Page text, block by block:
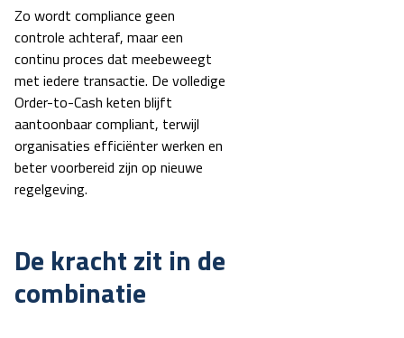
Zo wordt compliance geen
controle achteraf, maar een
continu proces dat meebeweegt
met iedere transactie. De volledige
Order-to-Cash keten blijft
aantoonbaar compliant, terwijl
organisaties efficiënter werken en
beter voorbereid zijn op nieuwe
regelgeving.
De kracht zit in de
combinatie